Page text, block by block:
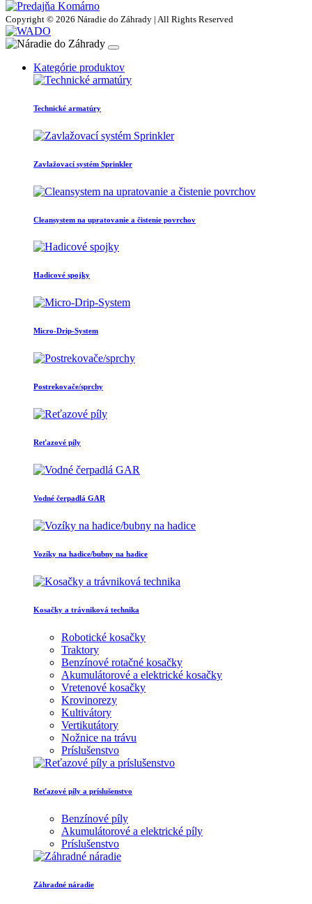
Copyright © 2026 Náradie do Záhrady | All Rights Reserved
Kategórie produktov
Technické armatúry
Zavlažovací systém Sprinkler
Cleansystem na upratovanie a čistenie povrchov
Hadicové spojky
Micro-Drip-System
Postrekovače/sprchy
Reťazové píly
Vodné čerpadlá GAR
Vozíky na hadice/bubny na hadice
Kosačky a trávniková technika
Robotické kosačky
Traktory
Benzínové rotačné kosačky
Akumulátorové a elektrické kosačky
Vretenové kosačky
Krovinorezy
Kultivátory
Vertikutátory
Nožnice na trávu
Príslušenstvo
Reťazové píly a príslušenstvo
Benzínové píly
Akumulátorové a elektrické píly
Príslušenstvo
Záhradné náradie